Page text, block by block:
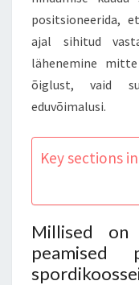
positsioneerida,
ajal sihitud
lähenemine
õiglust, vaid
eduvõimalusi.
Key sections
Millised on
peamised